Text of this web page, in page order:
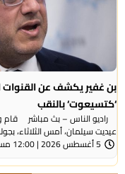
بن غفير يكشف عن القنوات
‘كتسيعوت‘ بالنقب
راديو الناس – بث مباشر قام
عيديت سيلمان، أمس الثلاثاء،
5 أغسطس 2026 | 12:00 مساءً